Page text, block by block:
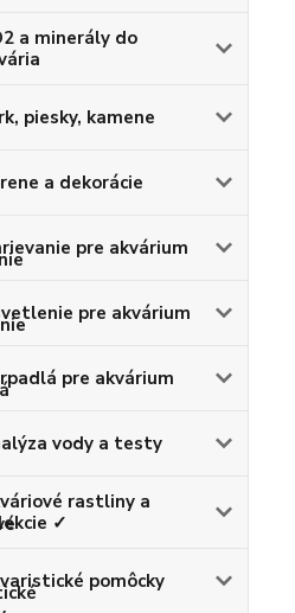
a minerály do
piesky, kamene
a dekorácie
pre akvárium
pre akvárium
pre akvárium
vody a testy
rastliny a
✓
pomôcky